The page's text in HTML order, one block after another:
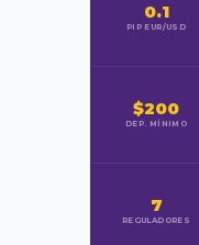
0.1
PIP EUR/USD
$200
DEP. MÍNIMO
7
REGULADORES